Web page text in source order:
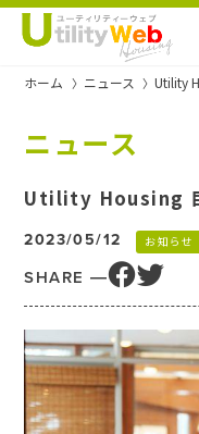
ホーム ニュース Utility
ニュース
Utility Housing
2023/05/12 お知らせ